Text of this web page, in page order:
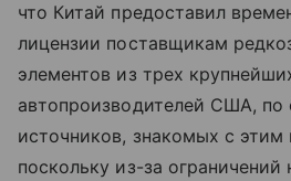
что Китай предоставил
лицензии поставщикам
элементов из трех
автопроизводителей США, по
источников, знакомых с этим
поскольку из-за ограничений